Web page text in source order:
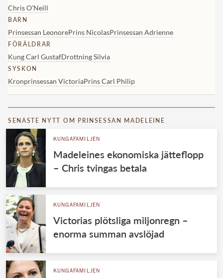
Chris O'Neill
BARN
Prinsessan LeonorePrins NicolasPrinsessan Adrienne
FÖRÄLDRAR
Kung Carl GustafDrottning Silvia
SYSKON
Kronprinsessan VictoriaPrins Carl Philip
SENASTE NYTT OM PRINSESSAN MADELEINE
KUNGAFAMILJEN
Madeleines ekonomiska jätteflopp
– Chris tvingas betala
KUNGAFAMILJEN
Victorias plötsliga miljonregn –
enorma summan avslöjad
KUNGAFAMILJEN